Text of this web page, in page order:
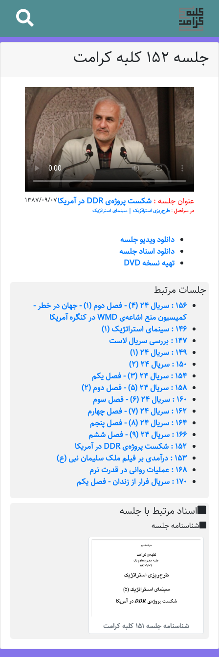
جلسه 152 کلبه کرامت
1387/09/07 عنوان جلسه : شکست پروژه‌ی DDR در آمریکا
در سرفصل :طرح‌ریزی استراتژیک | سینمای استراتژیک
دانلود ویدیو جلسه
دانلود اسناد جلسه
تهیه نسخه DVD
جلسات مرتبط
156 : سریال 24 (4) - فصل دوم (1) - جهان در خطر -
کمیسیون منع اشاعه‌ی WMD در کنگره آمریکا
146 : سینمای استراتژیک (1)
147 : بررسی‌ سریال ‌لاست
149 : سریال 24 (1)
150 : سریال 24 (2)
154 : سریال 24 (3) - فصل یکم
158 : سریال 24 (5) - فصل دوم (2)
160 : سریال 24 (6) - فصل سوم
162 : سریال 24 (7) - فصل چهارم
164 : سریال 24 (8) - فصل پنجم
166 : سریال 24 (9) - فصل ششم
152 : شکست پروژه‌ی DDR در آمریکا
153 : درآمدی بر فیلم ملک سلیمان نبی (ع)
168 : عملیات روانی در قدرت نرم
170 : سریال فرار از زندان - فصل یکم
اسناد مرتبط با جلسه
شناسنامه جلسه
شناسنامه جلسه 151 کلبه کرامت